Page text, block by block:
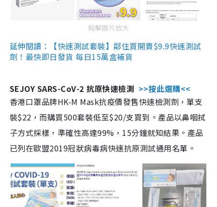
點擊圖片放大
延伸閱讀：【快速測試套裝】鄰住買開賣$9.9快速測試
劑！最快即日發貨 每日15萬盒補貨
SEJOY SARS-CoV-2 抗原快速檢測 >>按此選購<<
香港口罩品牌HK-M Mask抗疫價發售快速檢測劑，單支
裝$22，而購買500套裝低至$20/支買到。產品以鼻咽拭
子方式採樣，準確性高達99%，15分鐘就知結果。產品
已列在歐盟2019冠狀病毒病快速抗原測試通用名單。